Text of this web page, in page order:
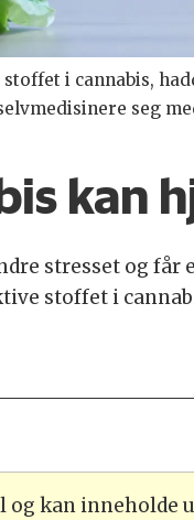
i cannabis,
seg
kan
stresset og
stoffet i
og kan inneholde